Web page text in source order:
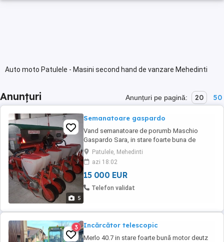
Auto moto Patulele - Masini second hand de vanzare Mehedinti
Anunțuri Anunțuri pe pagină: 20 50
5
Semanatoare gaspardo
Vand semanatoare de porumb Maschio
Gaspardo Sara, in stare foarte buna de
functionare. Buncar de inox 1200 de litri. Un
set de discuri de porumb. Un set de discuri
de floarea soarelui. Semanatoarea este
extensibila hidraulic. Senzori pe fiecare rand
in parte, cu monitor in cabina. An fabricatie
Patulele, Mehedinti
azi 18:02
15 000 EUR
Telefon validat
3 Incărcător telescopic
Merlo 40.7 in stare foarte bună motor deutz